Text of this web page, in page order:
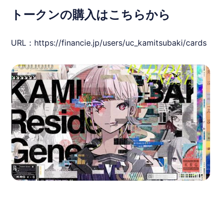
トークンの購入はこちらから
URL： https://financie.jp/users/uc_kamitsubaki/cards